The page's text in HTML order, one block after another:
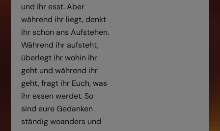
und ihr esst. Aber
während ihr liegt, denkt
ihr schon ans Aufstehen.
Während ihr aufsteht,
überlegt ihr wohin ihr
geht und während ihr
geht, fragt ihr Euch, was
ihr essen werdet. So
sind eure Gedanken
ständig woanders und